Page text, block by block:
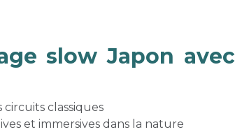
slow Japon avec
classiques
et immersives dans la nature